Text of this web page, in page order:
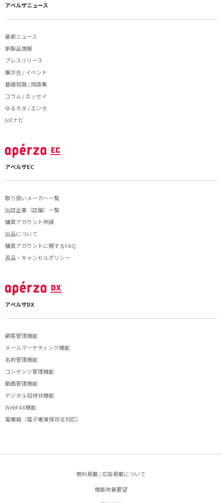
アペルザニュース
最新ニュース
新製品情報
プレスリリース
展示会 / イベント
基礎知識 / 用語集
コラム / エッセイ
ゆるネタ / エンタ
IoTナビ
アペルザEC
取り扱いメーカー一覧
出店企業（店舗）一覧
購買アカウント申請
出品について
購買アカウントに関するFAQ
返品・キャンセルポリシー
アペルザDX
顧客管理機能
メールマーケティング機能
名刺管理機能
コンテンツ管理機能
動画管理機能
デジタル招待状機能
WebFAX機能
電帳箱（電子帳簿保存法対応）
無料掲載 / 広告掲載について
機能改善要望